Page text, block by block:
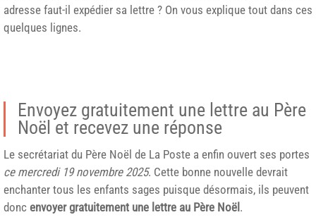
adresse faut-il expédier sa lettre ? On vous explique tout dans ces
quelques lignes.
Envoyez gratuitement une lettre au Père
Noël et recevez une réponse
Le secrétariat du Père Noël de La Poste a enfin ouvert ses portes
ce mercredi 19 novembre 2025. Cette bonne nouvelle devrait
enchanter tous les enfants sages puisque désormais, ils peuvent
donc envoyer gratuitement une lettre au Père Noël.